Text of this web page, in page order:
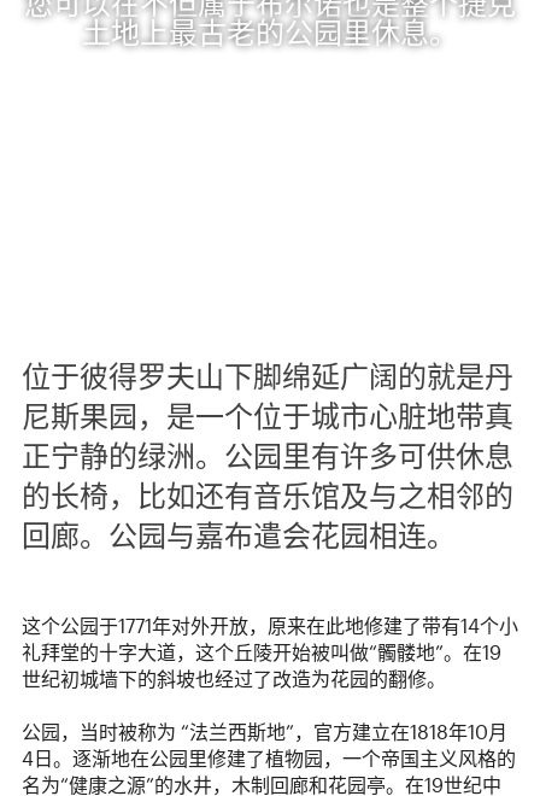
土地上最古老的公园里休息。
位于彼得罗夫山下脚绵延广阔的就是丹
尼斯果园，是一个位于城市心脏地带真
正宁静的绿洲。公园里有许多可供休息
的长椅，比如还有音乐馆及与之相邻的
回廊。公园与嘉布遣会花园相连。
这个公园于1771年对外开放，原来在此地修建了带有14个小
礼拜堂的十字大道，这个丘陵开始被叫做“髑髅地”。在19
世纪初城墙下的斜坡也经过了改造为花园的翻修。
公园，当时被称为 “法兰西斯地”，官方建立在1818年10月
4日。逐渐地在公园里修建了植物园，一个帝国主义风格的
名为“健康之源”的水井，木制回廊和花园亭。在19世纪中